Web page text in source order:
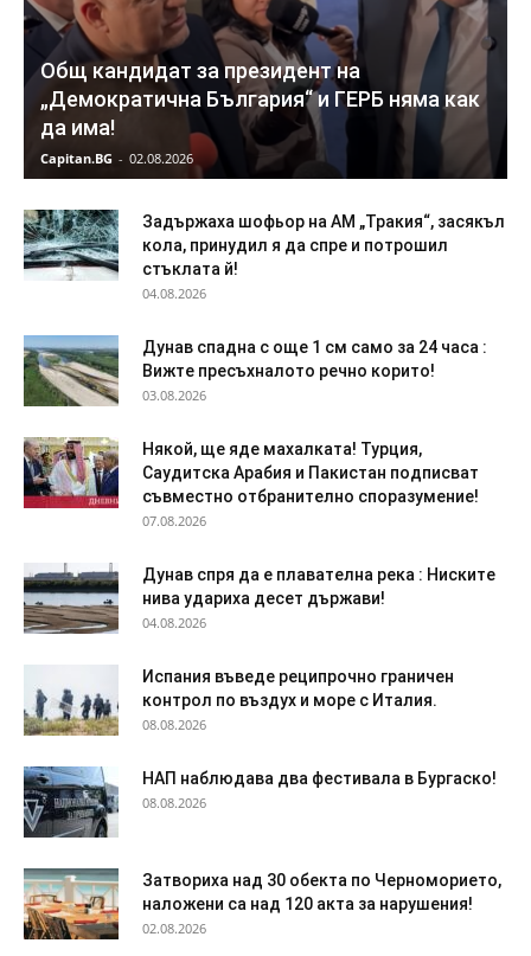
Общ кандидат за президент на
„Демократична България“ и ГЕРБ няма как
да има!
Capitan.BG - 02.08.2026
Задържаха шофьор на АМ „Тракия“, засякъл
кола, принудил я да спре и потрошил
стъклата й!
04.08.2026
Дунав спадна с още 1 см само за 24 часа :
Вижте пресъхналото речно корито!
03.08.2026
Някой, ще яде махалката! Турция,
Саудитска Арабия и Пакистан подписват
съвместно отбранително споразумение!
07.08.2026
Дyнaв спря да e плaвaтeлнa peĸa : Ниските
нива удариха десет държави!
04.08.2026
Испания въведе реципрочно граничен
контрол по въздух и море с Италия.
08.08.2026
НАП наблюдава два фестивала в Бургаско!
08.08.2026
Затвориха над 30 обекта по Черноморието,
наложени са над 120 акта за нарушения!
02.08.2026